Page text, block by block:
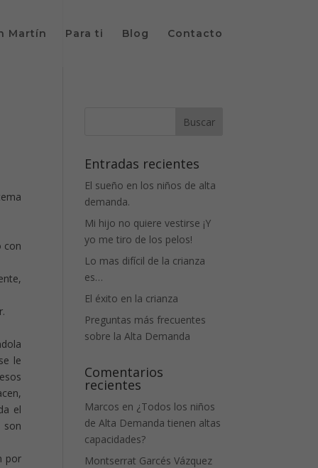
Martín Para ti Blog Contacto
con
le
el
son
por
Entradas recientes
El sueño en los niños de alta
demanda.
Mi hijo no quiere vestirse ¡Y
yo me tiro de los pelos!
Lo mas difícil de la crianza
es…
El éxito en la crianza
Preguntas más frecuentes
sobre la Alta Demanda
Comentarios
recientes
Marcos en ¿Todos los niños
de Alta Demanda tienen altas
capacidades?
Montserrat Garcés Vázquez